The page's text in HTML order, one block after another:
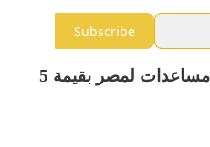
Subscribe
الإتحاد الأوروبي يقدم حزمة مساعدات لمصر بقيمة 5